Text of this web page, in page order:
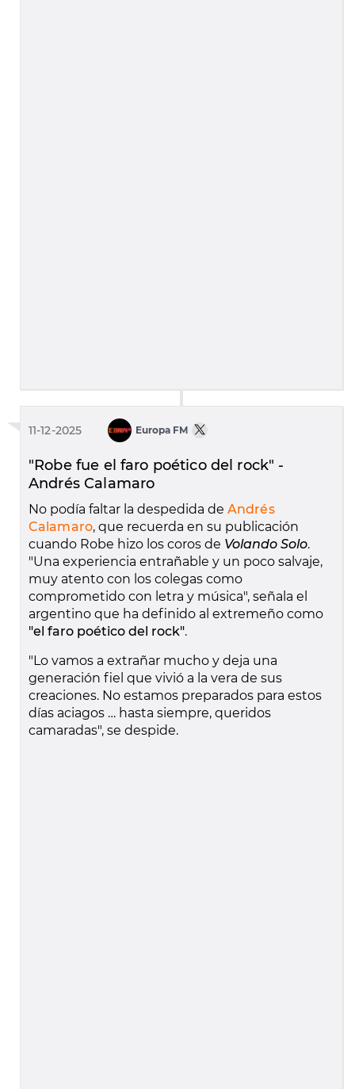
11-12-2025 Europa FM
"Robe fue el faro poético del rock" -
Andrés Calamaro
No podía faltar la despedida de Andrés
Calamaro, que recuerda en su publicación
cuando Robe hizo los coros de Volando Solo.
"Una experiencia entrañable y un poco salvaje,
muy atento con los colegas como
comprometido con letra y música", señala el
argentino que ha definido al extremeño como
"el faro poético del rock".
"Lo vamos a extrañar mucho y deja una
generación fiel que vivió a la vera de sus
creaciones. No estamos preparados para estos
días aciagos … hasta siempre, queridos
camaradas", se despide.